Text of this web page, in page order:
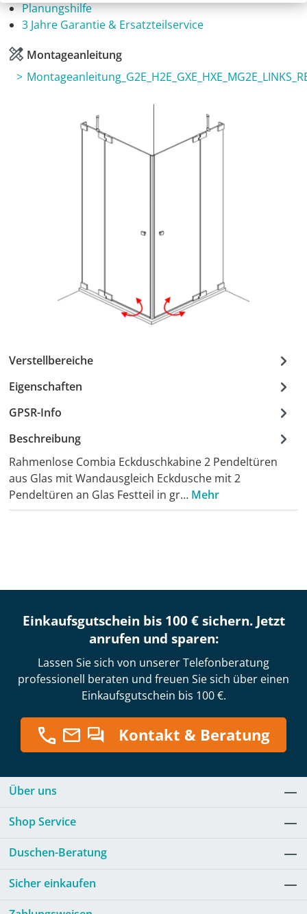
Planungshilfe
3 Jahre Garantie & Ersatzteilservice
Montageanleitung
Verstellbereiche
Eigenschaften
GPSR-Info
Beschreibung
Rahmenlose Combia Eckduschkabine 2 Pendeltüren
aus Glas mit Wandausgleich Eckdusche mit 2
Pendeltüren an Glas Festteil in gr… Mehr
Einkaufsgutschein bis 100 € sichern. Jetzt
anrufen und sparen:
Lassen Sie sich von unserer Telefonberatung
professionell beraten und freuen Sie sich über einen
Einkaufsgutschein bis 100 €.
Kontakt & Beratung
Über uns
Shop Service
Duschen-Beratung
Sicher einkaufen